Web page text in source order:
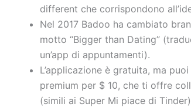
different che corrispondono
Nel 2017 Badoo ha cambiato
motto “Bigger than Dating”
un’app di appuntamenti).
L’applicazione è gratuita, ma
premium per $ 10, che ti offre
(simili ai Super Mi piace di